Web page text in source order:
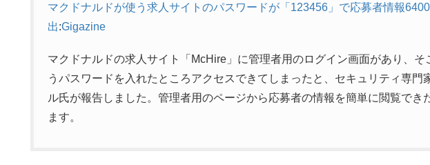
マクドナルドが使う求人サイトのパスワードが「123456」で応募者情報
出:Gigazine
マクドナルドの求人サイト「McHire」に管理者用のログイン画面があり、そ
うパスワードを入れたところアクセスできてしまったと、セキュリティ専門
ル氏が報告しました。管理者用のページから応募者の情報を簡単に閲覧でき
ます。